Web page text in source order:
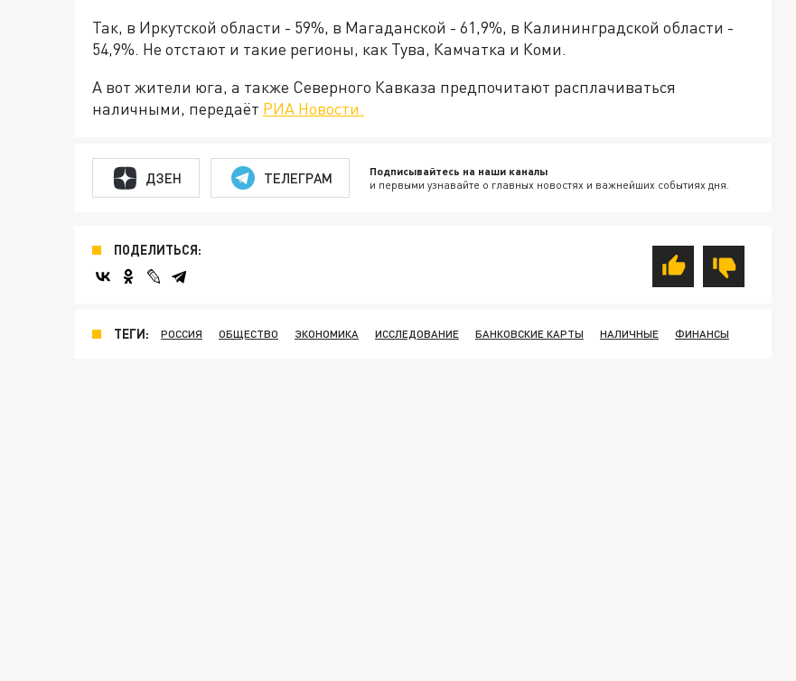
Так, в Иркутской области - 59%, в Магаданской - 61,9%, в Калининградской области -
54,9%. Не отстают и такие регионы, как Тува, Камчатка и Коми.
А вот жители юга, а также Северного Кавказа предпочитают расплачиваться
наличными, передаёт РИА Новости.
ДЗЕН ТЕЛЕГРАМ Подписывайтесь на наши каналы
и первыми узнавайте о главных новостях и важнейших событиях дня.
ПОДЕЛИТЬСЯ:
ТЕГИ: РОССИЯ ОБЩЕСТВО ЭКОНОМИКА ИССЛЕДОВАНИЕ БАНКОВСКИЕ КАРТЫ НАЛИЧНЫЕ ФИНАНСЫ